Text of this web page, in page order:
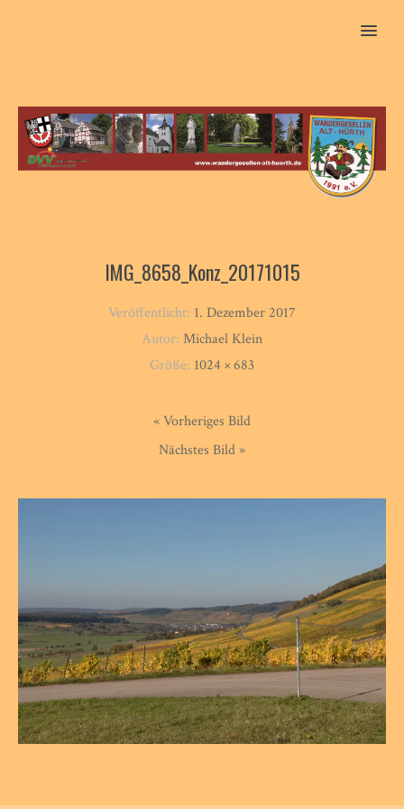
MENU
IMG_8658_Konz_20171015
Veröffentlicht: 1. Dezember 2017
Autor: Michael Klein
Größe: 1024 × 683
« Vorheriges Bild
Nächstes Bild »